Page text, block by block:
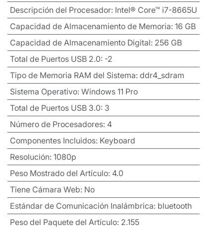
Descripción del Procesador: Intel® Core™ i7-8665U
Capacidad de Almacenamiento de Memoria: 16 GB
Capacidad de Almacenamiento Digital: 256 GB
Total de Puertos USB 2.0: -2
Tipo de Memoria RAM del Sistema: ddr4_sdram
Sistema Operativo: Windows 11 Pro
Total de Puertos USB 3.0: 3
Número de Procesadores: 4
Componentes Incluidos: Keyboard
Resolución: 1080p
Peso Mostrado del Artículo: 4.0
Tiene Cámara Web: No
Estándar de Comunicación Inalámbrica: bluetooth
Peso del Paquete del Artículo: 2.155